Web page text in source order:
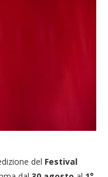
del Festival